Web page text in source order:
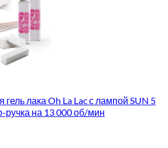
лака Oh La Lac с лампой SUN 5
ручка на 13 000 об/мин